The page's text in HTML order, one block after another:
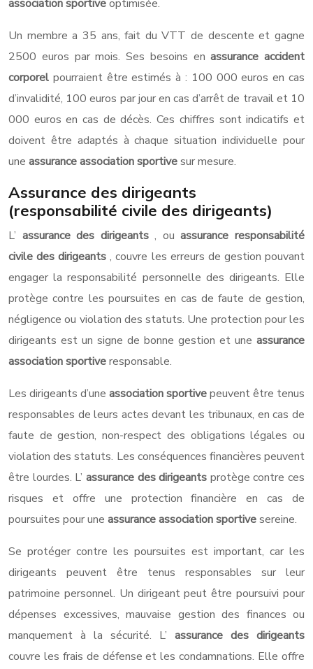
association sportiveoptimisée.
Un membre a 35 ans, fait du VTT de descente et gagne
2500 euros par mois. Ses besoins enassurance accident
corporel pourraient être estimés à : 100 000 euros en cas
d’invalidité, 100 euros par jour en cas d’arrêt de travail et 10
000 euros en cas de décès. Ces chiffres sont indicatifs et
doivent être adaptés à chaque situation individuelle pour
une assurance association sportivesur mesure.
Assurance des dirigeants
(responsabilité civile des dirigeants)
L’ assurance des dirigeants, ouassurance responsabilité
civile des dirigeants, couvre les erreurs de gestion pouvant
engager la responsabilité personnelle des dirigeants. Elle
protège contre les poursuites en cas de faute de gestion,
négligence ou violation des statuts. Une protection pour les
dirigeants est un signe de bonne gestion et une assurance
association sportiveresponsable.
Les dirigeants d’une association sportivepeuvent être tenus
responsables de leurs actes devant les tribunaux, en cas de
faute de gestion, non-respect des obligations légales ou
violation des statuts. Les conséquences financières peuvent
être lourdes. L’ assurance des dirigeants protège contre ces
risques et offre une protection financière en cas de
poursuites pour une assurance association sportivesereine.
Se protéger contre les poursuites est important, car les
dirigeants peuvent être tenus responsables sur leur
patrimoine personnel. Un dirigeant peut être poursuivi pour
dépenses excessives, mauvaise gestion des finances ou
manquement à la sécurité. L’ assurance des dirigeants
couvre les frais de défense et les condamnations. Elle offre